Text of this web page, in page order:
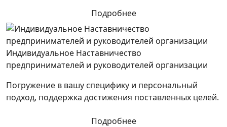
Подробнее
Индивидуальное Наставничество
предпринимателей и руководителей организации
Погружение в вашу специфику и персональный
подход, поддержка достижения поставленных целей.
Подробнее